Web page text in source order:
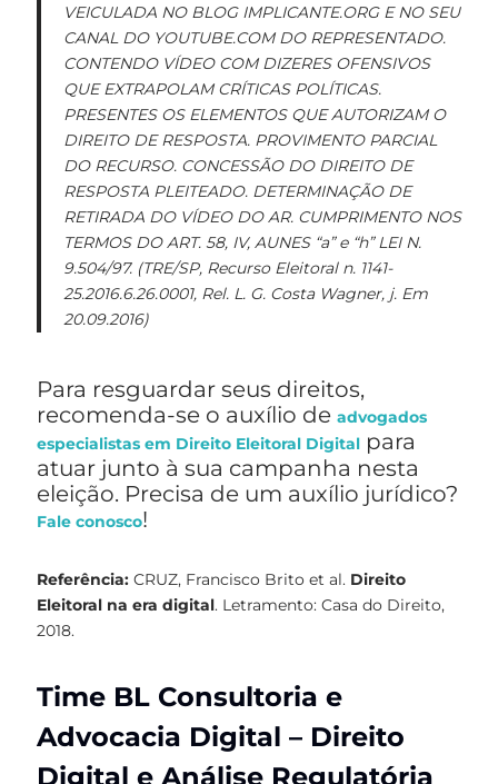
VEICULADA NO BLOG IMPLICANTE.ORG E NO SEU
CANAL DO YOUTUBE.COM DO REPRESENTADO.
CONTENDO VÍDEO COM DIZERES OFENSIVOS
QUE EXTRAPOLAM CRÍTICAS POLÍTICAS.
PRESENTES OS ELEMENTOS QUE AUTORIZAM O
DIREITO DE RESPOSTA. PROVIMENTO PARCIAL
DO RECURSO. CONCESSÃO DO DIREITO DE
RESPOSTA PLEITEADO. DETERMINAÇÃO DE
RETIRADA DO VÍDEO DO AR. CUMPRIMENTO NOS
TERMOS DO ART. 58, IV, AUNES “a” e “h” LEI N.
9.504/97. (TRE/SP, Recurso Eleitoral n. 1141-
25.2016.6.26.0001, Rel. L. G. Costa Wagner, j. Em
20.09.2016)
Para resguardar seus direitos,
recomenda-se o auxílio de advogados
especialistas em Direito Eleitoral Digital para
atuar junto à sua campanha nesta
eleição. Precisa de um auxílio jurídico?
Fale conosco!
Referência: CRUZ, Francisco Brito et al. Direito
Eleitoral na era digital. Letramento: Casa do Direito,
2018.
Time BL Consultoria e
Advocacia Digital – Direito
Digital e Análise Regulatória